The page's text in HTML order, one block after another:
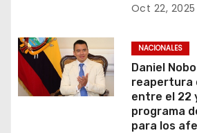
Oct 22, 2025
NACIONALES
Daniel
reapertura
entre el 22
programa
para los